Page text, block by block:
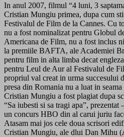
In anul 2007, filmul “4 luni, 3
Cristian Mungiu primea, dupa cum
Festivalul de Film de la Cannes. Cu
nu a fost nominalizat pentru Globul
Americana de Film, nu a fost inclus
la premiile BAFTA, ale Academiei
pentru film in alta limba decat
pentru Leul de Aur al Festivalul de
propriul val creat in urma succesului
presa din Romania nu a luat in
Cristian Mungiu a fost plagiat dupa
“Sa iubesti si sa tragi apa”,
un concurs HBO din al carui juriu
Atasam mai jos cele doua scrisori
Cristian Mungiu, ale dlui Dan Mihu (